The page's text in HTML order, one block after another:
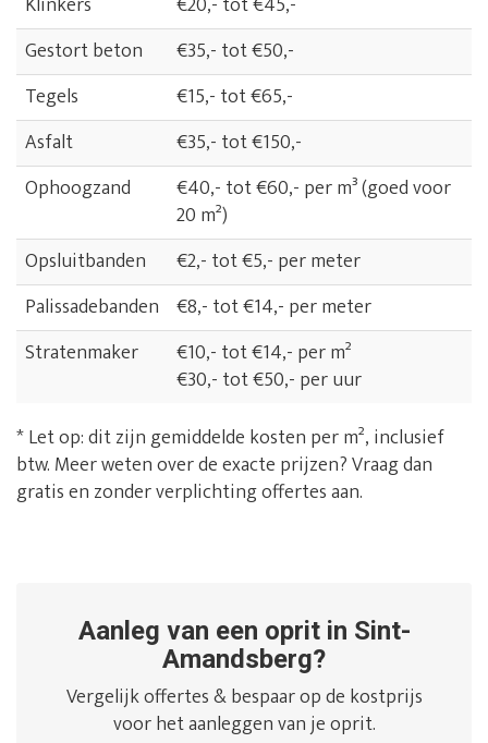
Gestort beton
€35,- tot €50,-
Tegels
€15,- tot €65,-
Asfalt
€35,- tot €150,-
Ophoogzand
€40,- tot €60,- per m³ (goed voor
20 m²)
Opsluitbanden
€2,- tot €5,- per meter
Palissadebanden €8,- tot €14,- per meter
Stratenmaker
€10,- tot €14,- per m²
€30,- tot €50,- per uur
* Let op: dit zijn gemiddelde kosten per m², inclusief
btw. Meer weten over de exacte prijzen? Vraag dan
gratis en zonder verplichting offertes aan.
Aanleg van een oprit in Sint-
Amandsberg?
Vergelijk offertes & bespaar op de kostprijs
voor het aanleggen van je oprit.